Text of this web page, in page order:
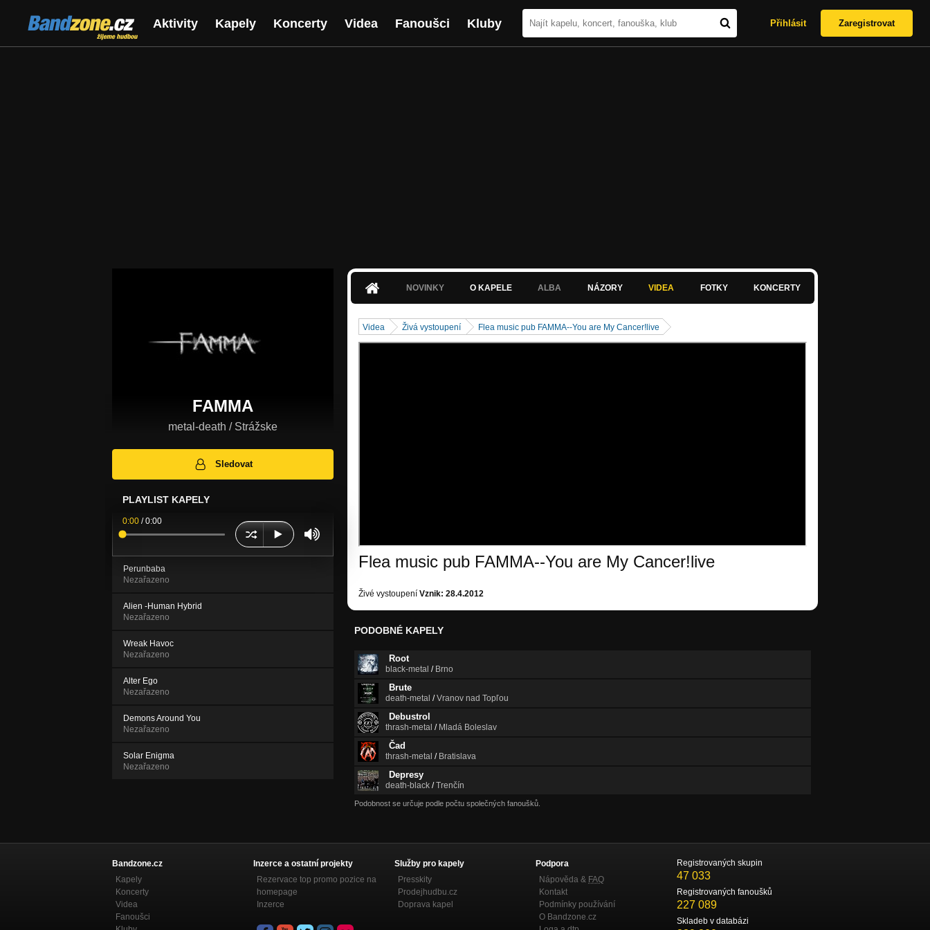
Bandzone.cz
žijeme hudbou
Aktivity Kapely Koncerty Videa Fanoušci Kluby Přihlásit Zaregistrovat
FAMMA
metal-death / Strážske
Sledovat
PLAYLIST KAPELY
0:00 /0:00
Perunbaba
Nezařazeno
Alien -Human Hybrid
Nezařazeno
Wreak Havoc
Nezařazeno
Alter Ego
Nezařazeno
Demons Around You
Nezařazeno
Solar Enigma
Nezařazeno
NOVINKY O KAPELE ALBA NÁZORY VIDEA FOTKY KONCERTY
Videa Živá vystoupení Flea music pub FAMMA--You are My Cancer!live
Flea music pub FAMMA--You are My Cancer!live
Živé vystoupení Vznik: 28.4.2012
PODOBNÉ KAPELY
Root
black-metal / Brno
Brute
death-metal /Vranov nad Topľou
Debustrol
thrash-metal / Mladá Boleslav
Čad
thrash-metal / Bratislava
Depresy
death-black /Trenčín
Podobnost se určuje podle počtu společných fanoušků.
Bandzone.cz
Kapely
Koncerty
Videa
Fanoušci
Inzerce a ostatní projekty
Rezervace top promo pozice na
homepage
Inzerce
Služby pro kapely
Presskity
Prodejhudbu.cz
Doprava kapel
Podpora
Nápověda & FAQ
Kontakt
Podmínky používání
O Bandzone.cz
Registrovaných skupin
47 033
Registrovaných fanoušků
227 089
Skladeb v databázi